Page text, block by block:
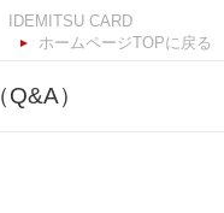
ホームページTOPに戻る
）